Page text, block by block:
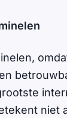
niet